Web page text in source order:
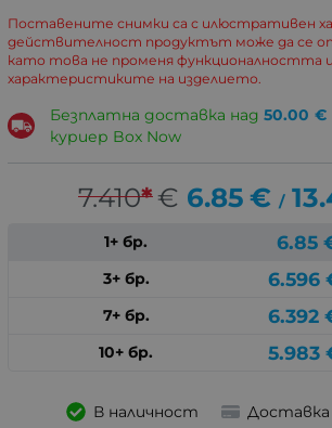
Поставените снимки са с илюстративен
действителност продуктът може да се
като това не променя функционалността и
характеристиките на изделието.
Безплатна доставка над 50.00 €
куриер Box Now
7.410*€ 6.85 € /
1+ бр. 6.85
3+ бр. 6.596
7+ бр. 6.392
10+ бр. 5.983
В наличност